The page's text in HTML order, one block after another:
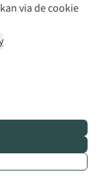
via de cookie